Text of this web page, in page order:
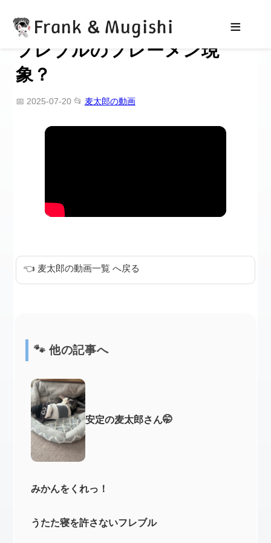
Frank & Mugishi ≡
フレブルのフレーメン現
象？
📅 2025-07-20 📂 麦太郎の動画
👈 麦太郎の動画一覧 へ戻る
🐾 他の記事へ
安定の麦太郎さん🤭
みかんをくれっ！
うたた寝を許さないフレブル